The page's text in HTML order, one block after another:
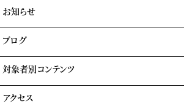
自立進学サポート
各種奨学金・教育ローン・給付金
よくある質問
イベント参加時のサポート
お知らせ
ブログ
対象者別コンテンツ
大学生・社会人の方へ
アクセス